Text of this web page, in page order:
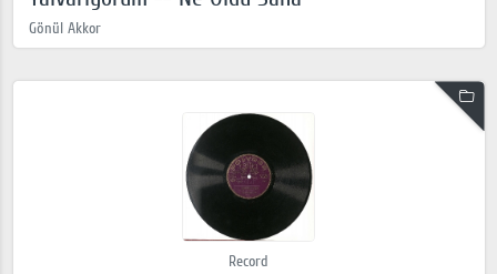
Gönül Akkor
Record